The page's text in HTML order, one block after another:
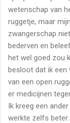
wetenschap van
ruggetje, maar
zwangerschap
bederven en
het wel goed zou
besloot dat ik een
van een open
er medicijnen
Ik kreeg een
werkte zelfs